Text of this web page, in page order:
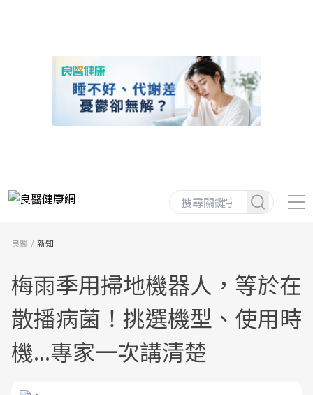
良醫 新知
梅雨季用掃地機器人，等於在
散播病菌！挑選機型、使用時
機...專家一次講清楚